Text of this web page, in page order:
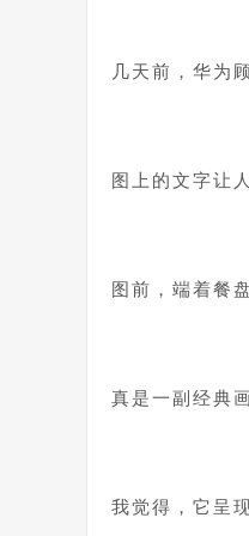
几天前，华为
图上的文字让
图前，端着餐
真是一副经典
我觉得，它呈